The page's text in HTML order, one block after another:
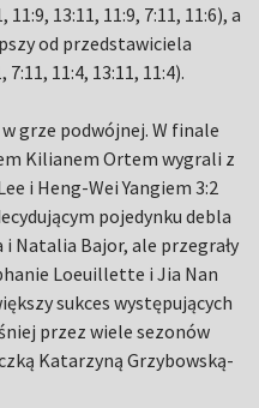
13:11, 11:9, 7:11, 11:6), a
od przedstawiciela
11:4, 13:11, 11:4).
grze podwójnej. W finale
Kilianem Ortem wygrali z
i Heng-Wei Yangiem 3:2
pojedynku debla
Natalia Bajor, ale przegrały
Loeuillette i Jia Nan
sukces występujących
przez wiele sezonów
Katarzyną Grzybowską-